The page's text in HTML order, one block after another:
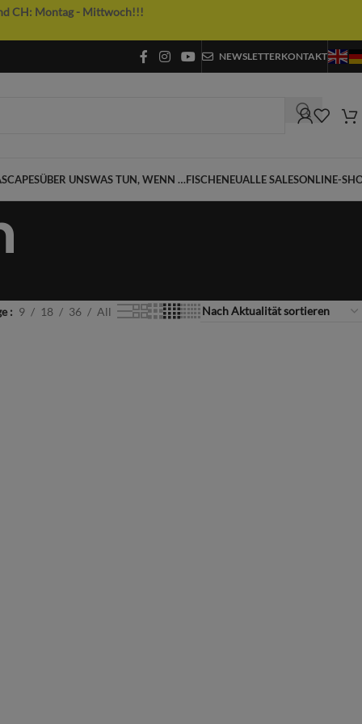
CH: Montag - Mittwoch!!!
NEWSLETTERKONTAKT
ÜBER UNSWAS TUN, WENN …FISCHENEUALLE SALESONLINE-
9 18 36 All